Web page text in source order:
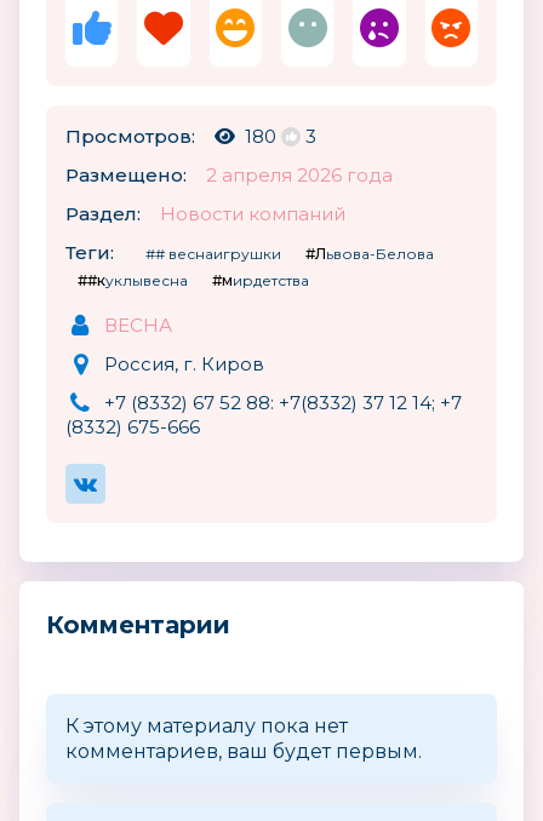
Просмотров: 180
3
Размещено:
2 апреля 2026 года
Раздел:
Новости компаний
Теги:
## веснаигрушки
#Львова-Белова
##куклывесна
#мирдетства
ВЕСНА
Россия, г. Киров
+7 (8332) 67 52 88: +7(8332) 37 12 14; +7
(8332) 675-666
Комментарии
К этому материалу пока нет
комментариев, ваш будет первым.